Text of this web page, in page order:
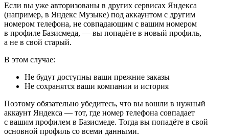
Если вы уже авторизованы в других сервисах Яндекса
(например, в Яндекс Музыке) под аккаунтом с другим
номером телефона, не совпадающим с вашим номером
в профиле Базисмеда, — вы попадёте в новый профиль,
а не в свой старый.
В этом случае:
Не будут доступны ваши прежние заказы
Не сохранятся ваши компании и история
Поэтому обязательно убедитесь, что вы вошли в нужный
аккаунт Яндекса — тот, где номер телефона совпадает
с вашим профилем в Базисмеде. Тогда вы попадёте в свой
основной профиль со всеми данными.